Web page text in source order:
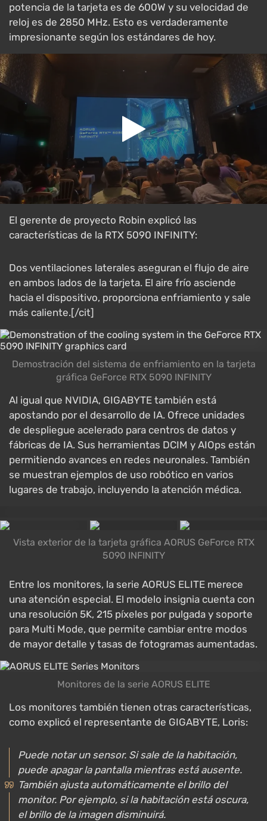
potencia de la tarjeta es de 600W y su velocidad de
reloj es de 2850 MHz. Esto es verdaderamente
impresionante según los estándares de hoy.
El gerente de proyecto Robin explicó las
características de la RTX 5090 INFINITY:
Dos ventilaciones laterales aseguran el flujo de aire
en ambos lados de la tarjeta. El aire frío asciende
hacia el dispositivo, proporciona enfriamiento y sale
más caliente.[/cit]
Demostración del sistema de enfriamiento en la tarjeta
gráfica GeForce RTX 5090 INFINITY
Al igual que NVIDIA, GIGABYTE también está
apostando por el desarrollo de IA. Ofrece unidades
de despliegue acelerado para centros de datos y
fábricas de IA. Sus herramientas DCIM y AIOps están
permitiendo avances en redes neuronales. También
se muestran ejemplos de uso robótico en varios
lugares de trabajo, incluyendo la atención médica.
Vista exterior de la tarjeta gráfica AORUS GeForce RTX
5090 INFINITY
Entre los monitores, la serie AORUS ELITE merece
una atención especial. El modelo insignia cuenta con
una resolución 5K, 215 píxeles por pulgada y soporte
para Multi Mode, que permite cambiar entre modos
de mayor detalle y tasas de fotogramas aumentadas.
Monitores de la serie AORUS ELITE
Los monitores también tienen otras características,
como explicó el representante de GIGABYTE, Loris:
Puede notar un sensor. Si sale de la habitación,
puede apagar la pantalla mientras está ausente.
También ajusta automáticamente el brillo del
monitor. Por ejemplo, si la habitación está oscura,
el brillo de la imagen disminuirá.